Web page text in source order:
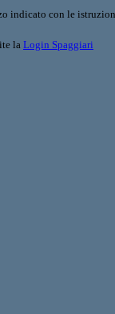
indicato con le
la Login Spaggiari